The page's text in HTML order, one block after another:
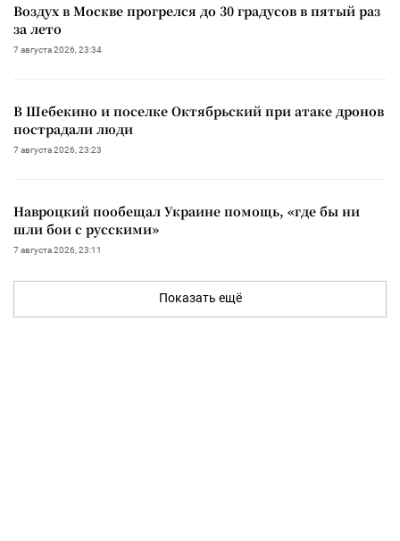
Воздух в Москве прогрелся до 30 градусов в пятый раз
за лето
7 августа 2026, 23:34
В Шебекино и поселке Октябрьский при атаке дронов
пострадали люди
7 августа 2026, 23:23
Навроцкий пообещал Украине помощь, «где бы ни
шли бои с русскими»
7 августа 2026, 23:11
Показать ещё